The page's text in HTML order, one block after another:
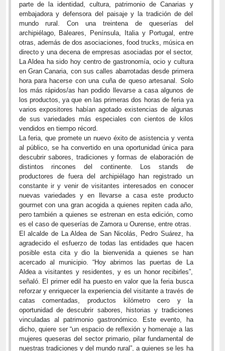
parte de la identidad, cultura, patrimonio de Canarias y
embajadora y defensora del paisaje y la tradición de del
mundo rural. Con una treintena de queserías del
archipiélago, Baleares, Península, Italia y Portugal, entre
otras, además de dos asociaciones, food trucks, música en
directo y una decena de empresas asociadas por el sector,
La Aldea ha sido hoy centro de gastronomía, ocio y cultura
en Gran Canaria, con sus calles abarrotadas desde primera
hora para hacerse con una cuña de queso artesanal. Solo
los más rápidos/as han podido llevarse a casa algunos de
los productos, ya que en las primeras dos horas de feria ya
varios expositores habían agotado existencias de algunas
de sus variedades más especiales con cientos de kilos
vendidos en tiempo récord.
La feria, que promete un nuevo éxito de asistencia y venta
al público, se ha convertido en una oportunidad única para
descubrir sabores, tradiciones y formas de elaboración de
distintos rincones del continente. Los stands de
productores de fuera del archipiélago han registrado un
constante ir y venir de visitantes interesados en conocer
nuevas variedades y en llevarse a casa este producto
gourmet con una gran acogida a quienes repiten cada año,
pero también a quienes se estrenan en esta edición, como
es el caso de queserías de Zamora u Ourense, entre otras.
El alcalde de La Aldea de San Nicolás, Pedro Suárez, ha
agradecido el esfuerzo de todas las entidades que hacen
posible esta cita y dio la bienvenida a quienes se han
acercado al municipio. “Hoy abrimos las puertas de La
Aldea a visitantes y residentes, y es un honor recibirles”,
señaló. El primer edil ha puesto en valor que la feria busca
reforzar y enriquecer la experiencia del visitante a través de
catas comentadas, productos kilómetro cero y la
oportunidad de descubrir sabores, historias y tradiciones
vinculadas al patrimonio gastronómico. Este evento, ha
dicho, quiere ser “un espacio de reflexión y homenaje a las
mujeres queseras del sector primario, pilar fundamental de
nuestras tradiciones y del mundo rural”, a quienes se les ha